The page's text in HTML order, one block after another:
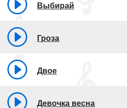
Выбирай
Гроза
Двое
Девочка весна